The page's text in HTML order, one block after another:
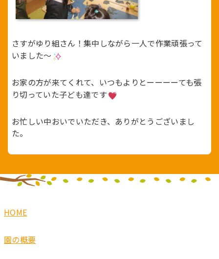
さすがゆり組さん！集中しながら一人で作業頑張って
いました～
お家の方が来てくれて、いつもよりとーーーーても張
り切っていた子ども達です
お忙しい中おいでいただき、ありがとうございまし
た。
HOME
園の概要